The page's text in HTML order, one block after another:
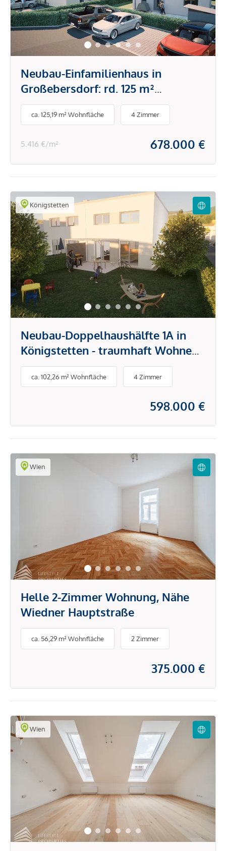
Neubau-Einfamilienhaus in
Großebersdorf: rd. 125 m²
Wohnnutzfläche, großer Garten -
provisionsfrei vom Bauträger
ca. 125,19 m² Wohnfläche 4 Zimmer
5.416 €/m² 678.000 €
Königstetten
Neubau-Doppelhaushälfte 1A in
Königstetten - traumhaft Wohnen
zwischen Wienerwald und
Tullnerfeld
ca. 102,26 m² Wohnfläche 4 Zimmer
598.000 €
Wien
Helle 2-Zimmer Wohnung, Nähe
Wiedner Hauptstraße
ca. 56,29 m² Wohnfläche 2 Zimmer
375.000 €
Wien